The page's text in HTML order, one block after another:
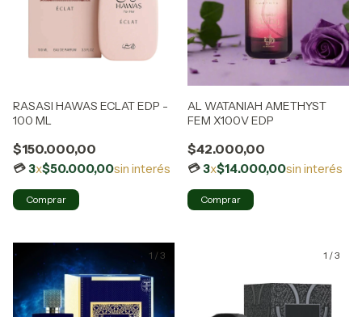
RASASI HAWAS ECLAT EDP -
100 ML
$150.000,00
3x$50.000,00sin interés
AL WATANIAH AMETHYST
FEM X100V EDP
$42.000,00
3x$14.000,00sin interés
1 / 3 1 /3